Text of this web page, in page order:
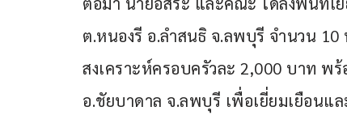
ต.หนองรี อ.ลำสนธิ จ.ลพบุรี จำนวน
สงเคราะห์ครอบครัวละ 2,000 บาท พ
อ.ชัยบาดาล จ.ลพบุรี เพื่อเยี่ยมเยือนแ